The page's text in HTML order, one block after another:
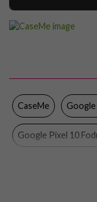
Egenskaper
Färg
Material
CaseMe Google
Google Pixel 10